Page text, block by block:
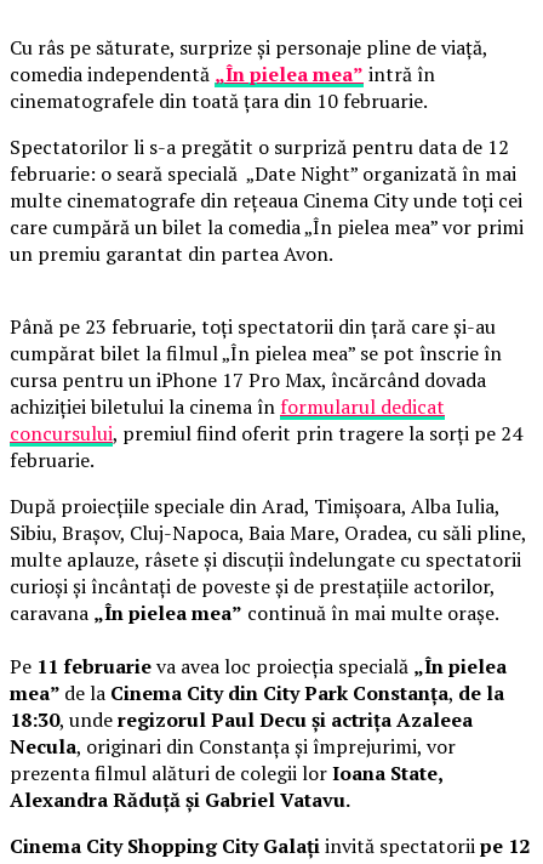
Cu râs pe săturate, surprize și personaje pline de viață,
comedia independentă „În pielea mea” intră în
cinematografele din toată țara din 10 februarie.
Spectatorilor li s-a pregătit o surpriză pentru data de 12
februarie: o seară specială „Date Night” organizată în mai
multe cinematografe din rețeaua Cinema City unde toți cei
care cumpără un bilet la comedia „În pielea mea” vor primi
un premiu garantat din partea Avon.
Până pe 23 februarie, toți spectatorii din țară care și-au
cumpărat bilet la filmul „În pielea mea” se pot înscrie în
cursa pentru un iPhone 17 Pro Max, încărcând dovada
achiziției biletului la cinema înformularul dedicat
concursului, premiul fiind oferit prin tragere la sorți pe 24
februarie.
După proiecțiile speciale din Arad, Timișoara, Alba Iulia,
Sibiu, Brașov, Cluj-Napoca, Baia Mare, Oradea, cu săli pline,
multe aplauze, râsete și discuții îndelungate cu spectatorii
curioși și încântați de poveste și de prestațiile actorilor,
caravana „În pielea mea” continuă în mai multe orașe.
Pe 11 februarieva avea loc proiecția specială „În pielea
mea” de la Cinema City din City Park Constanța, de la
18:30, underegizorul Paul Decu și actrița Azaleea
Necula, originari din Constanța și împrejurimi, vor
prezenta filmul alături de colegii lorIoana State,
Alexandra Răduță și Gabriel Vatavu.
Cinema City Shopping City Galațiinvită spectatoriipe 12